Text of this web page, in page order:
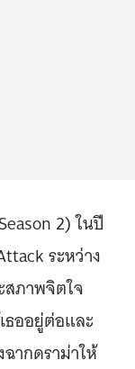
2) ในปี
ระหว่าง
สภาพจิตใจ
ออยู่ต่อและ
ฉากดราม่าให้